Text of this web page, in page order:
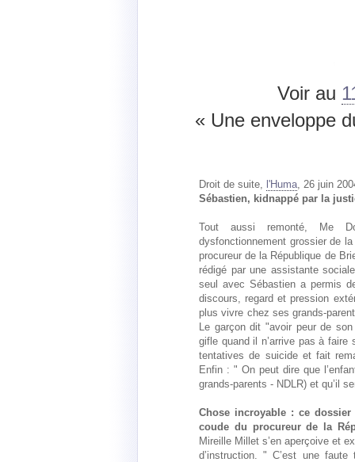
Voir au
« Une enveloppe
Droit de suite, l'Huma, 26 juin
Sébastien, kidnappé par la
Tout aussi remonté, Me
dysfonctionnement grossier de
procureur de la République de
rédigé par une assistante
seul avec Sébastien a permis
discours, regard et pression
plus vivre chez ses grands-
Le garçon dit "avoir peur de
gifle quand il n’arrive pas à
tentatives de suicide et fait
Enfin : " On peut dire que
grands-parents - NDLR) et qu’il
Chose incroyable : ce
coude du procureur de la
Mireille Millet s’en aperçoive et
d’instruction. " C’est une